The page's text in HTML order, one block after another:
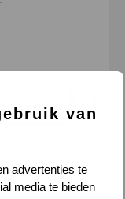
van
advertenties te
media te bieden